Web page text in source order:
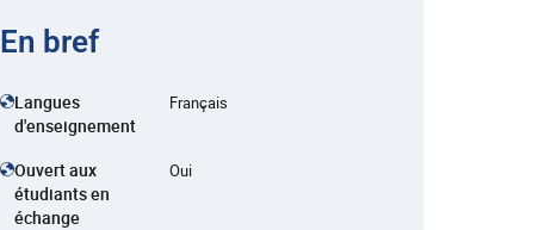
En bref
Langues
d'enseignement
Français
Ouvert aux
étudiants en
échange
Oui